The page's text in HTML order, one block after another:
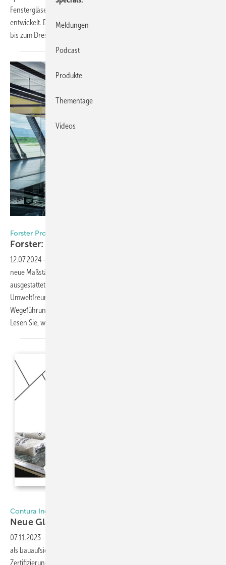
Fenstergläser und technisch anspruchsvolle Sonderlösungen
entwickelt. Die Referenzen reichen von der Hamburger Speicherstadt
bis zum Dresdner
Forster Profilsysteme
Forster: Brandschutz und
12.07.2024 -
neue Maßstäbe in Sachen Nachhaltigkeit. Die Gebäudehülle ist mit PV
ausgestattet und hocheffiziente Wärmepumpen tragen zur
Umweltfreundlichkeit bei. Alle Aufenthaltsbereiche und
Wegeführungen wurden mit Profilsystemen von Forster realisiert.
Lesen Sie, welcher Brandschutz dabei erfüllt werden
Contura Ingenieure GmbH
Neue Glas-Prüfstelle
07.11.2023 -
als bauaufsichtlich anerkannte Prüf-, Überwachungs- und
Zertifizierungsstelle nach Landesbauordnung bestätigt und wird nun
Meldungen
Podcast
Produkte
Thementage
Videos